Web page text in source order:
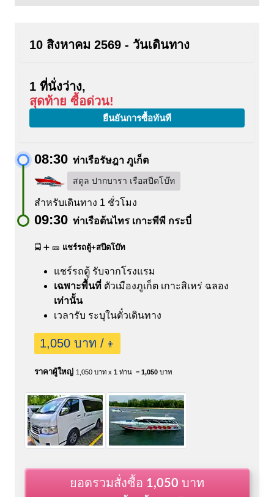
10 สิงหาคม 2569 - วันเดินทาง
1 ที่นั่งว่าง,
สุดท้าย ซื้อด่วน!
ยืนยันการซื้อทันที
08:30 ท่าเรือรัษฎา ภูเก็ต
สตูล ปากบารา เรือสปีดโบ๊ท
สำหรับเดินทาง 1 ชั่วโมง
09:30 ท่าเรือต้นไทร เกาะพีพี กระบี่
🚍 ➕ 🎫 แชร์รถตู้+สปีดโบ๊ท
แชร์รถตู้ รับจากโรงแรม
เฉพาะพื้นที่ ตัวเมืองภูเก็ต เกาะสิเหร่ ฉลอง
เท่านั้น
เวลารับ ระบุในตั๋วเดินทาง
1,050 บาท / 👨
ราคาผู้ใหญ่ 1,050 บาท x 1 ท่าน = 1,050 บาท
ยอดรวมสั่งซื้อ 1,050 บาท